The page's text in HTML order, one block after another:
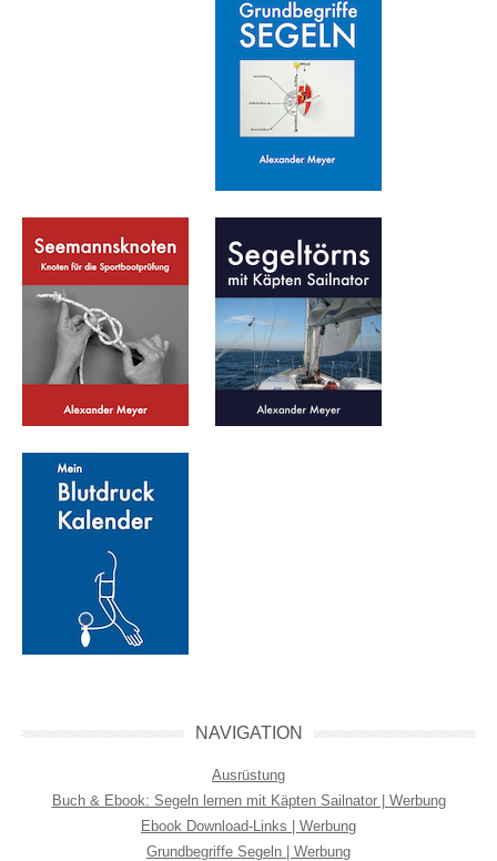
NAVIGATION
Ausrüstung
Buch & Ebook: Segeln lernen mit Käpten Sailnator | Werbung
Ebook Download-Links | Werbung
Grundbegriffe Segeln | Werbung